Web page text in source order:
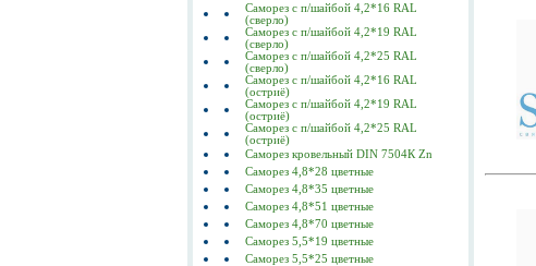
Саморез с п/шайбой 4,2*16 RAL
(сверло)
Саморез с п/шайбой 4,2*19 RAL
(сверло)
Саморез с п/шайбой 4,2*25 RAL
(сверло)
Саморез с п/шайбой 4,2*16 RAL
(остриё)
Саморез с п/шайбой 4,2*19 RAL
(остриё)
Саморез с п/шайбой 4,2*25 RAL
(остриё)
Саморез кровельный DIN 7504К Zn
Саморез 4,8*28 цветные
Саморез 4,8*35 цветные
Саморез 4,8*51 цветные
Саморез 4,8*70 цветные
Саморез 5,5*19 цветные
Саморез 5,5*25 цветные